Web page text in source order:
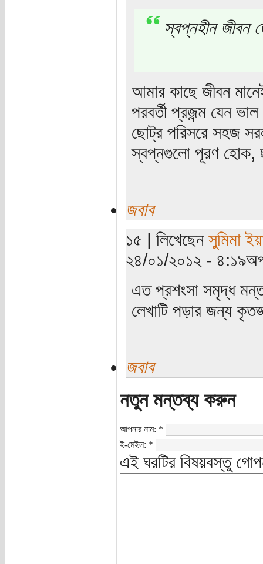
স্বপ্নহীন জীবন
আমার কাছে জীবন
পরবর্তী প্রজন্ম যেন
ছোট্র পরিসরে সহজ
স্বপ্নগুলো পূরণ হোক,
জবাব
১৫ | লিখেছেন সুমিমা
২৪/০১/২০১২ -
এত প্রশংসা সমৃদ্ধ
লেখাটি পড়ার জন্য
জবাব
নতুন মন্তব্য করুন
আপনার নাম: *
ই-মেইল: *
এই ঘরটির বিষয়বস্তু